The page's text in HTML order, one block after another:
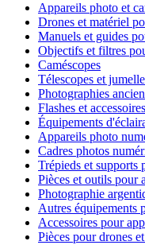
Appareils photo et
Drones et matériel
Manuels et guides
Objectifs et filtres
Caméscopes
Télescopes et
Photographies
Flashes et
Équipements
Appareils photo
Cadres photos
Trépieds et supports
Pièces et outils pour
Photographie
Autres équipements
Accessoires pour
Pièces pour drones